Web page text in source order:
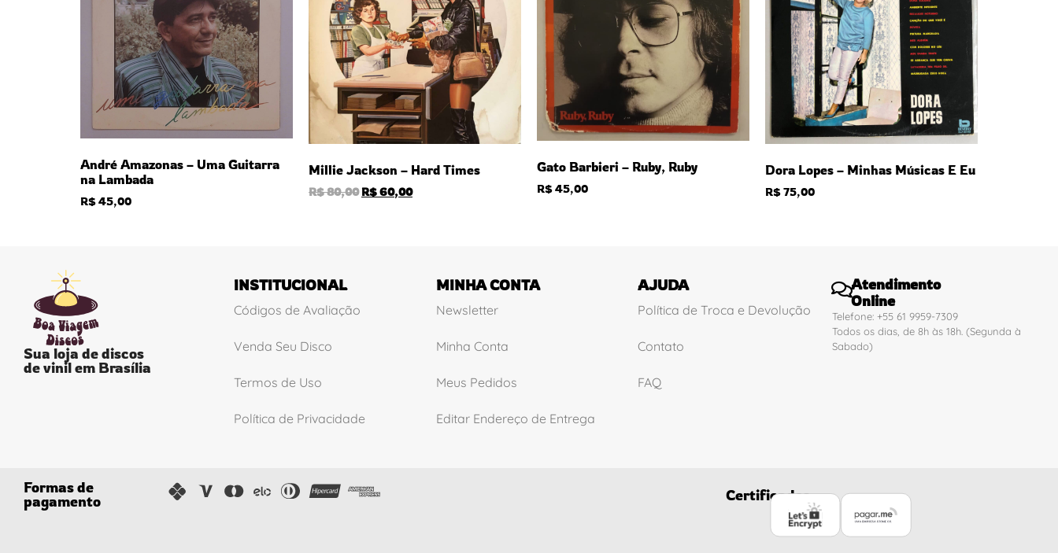
André Amazonas – Uma Guitarra
na Lambada
R$45,00
Millie Jackson – Hard Times
R$80,00R$60,00
Gato Barbieri – Ruby, Ruby
R$45,00
Dora Lopes – Minhas Músicas E Eu
R$75,00
Sua loja de discos
de vinil em Brasília
INSTITUCIONAL
Códigos de Avaliação
Venda Seu Disco
Termos de Uso
Política de Privacidade
MINHA CONTA
Newsletter
Minha Conta
Meus Pedidos
Editar Endereço de Entrega
AJUDA
Política de Troca e Devolução
Contato
FAQ
Atendimento
Online
Telefone: +55 61 9959-7309
Todos os dias, de 8h às 18h. (Segunda à
Sabado)
Formas de
pagamento
Certificados